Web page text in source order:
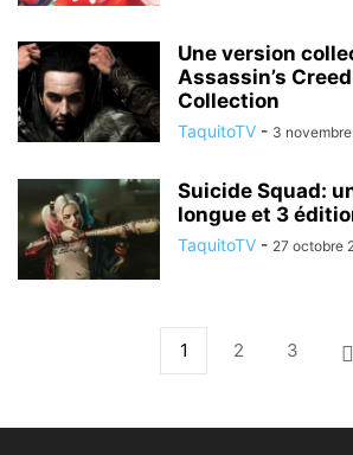
Une version
Assassin’s
Collection
TaquitoTV - 3
Suicide Squad:
longue et 3
TaquitoTV - 27 octobre
1 2 3